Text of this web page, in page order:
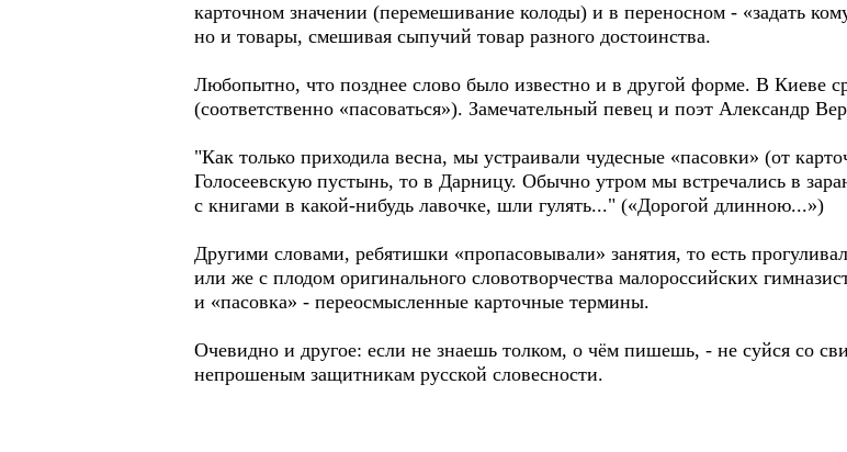
карточном значении (перемешивание колоды) и в переносном - «задать
но и товары, смешивая сыпучий товар разного достоинства.
Любопытно, что позднее слово было известно и в другой форме. В Киеве
(соответственно «пасоваться»). Замечательный певец и поэт Александр
"Как только приходила весна, мы устраивали чудесные «пасовки» (от
Голосеевскую пустынь, то в Дарницу. Обычно утром мы встречались в
с книгами в какой-нибудь лавочке, шли гулять..." («Дорогой длинною...»)
Другими словами, ребятишки «пропасовывали» занятия, то есть
или же с плодом оригинального словотворчества малороссийских
и «пасовка» - переосмысленные карточные термины.
Очевидно и другое: если не знаешь толком, о чём пишешь, - не суйся со
непрошеным защитникам русской словесности.